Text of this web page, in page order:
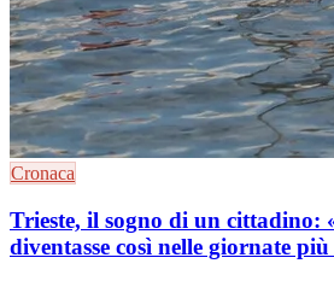
Cronaca
Trieste, il sogno di un cittadino:
diventasse così nelle giornate più